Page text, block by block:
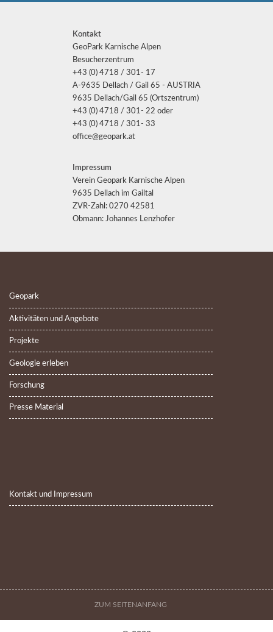
Kontakt
GeoPark Karnische Alpen
Besucherzentrum
+43 (0) 4718 / 301- 17
A-9635 Dellach / Gail 65 - AUSTRIA
9635 Dellach/Gail 65 (Ortszentrum)
+43 (0) 4718 / 301- 22 oder
+43 (0) 4718 / 301- 33
office@geopark.at
Impressum
Verein Geopark Karnische Alpen
9635 Dellach im Gailtal
ZVR-Zahl: 0270 42581
Obmann: Johannes Lenzhofer
Geopark
Aktivitäten und Angebote
Projekte
Geologie erleben
Forschung
Presse Material
Kontakt und Impressum
ZUM SEITENANFANG